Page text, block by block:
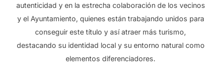
autenticidad y en la estrecha colaboración de los vecinos
y el Ayuntamiento, quienes están trabajando unidos para
conseguir este título y así atraer más turismo,
destacando su identidad local y su entorno natural como
elementos diferenciadores.